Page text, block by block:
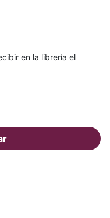
en la librería el